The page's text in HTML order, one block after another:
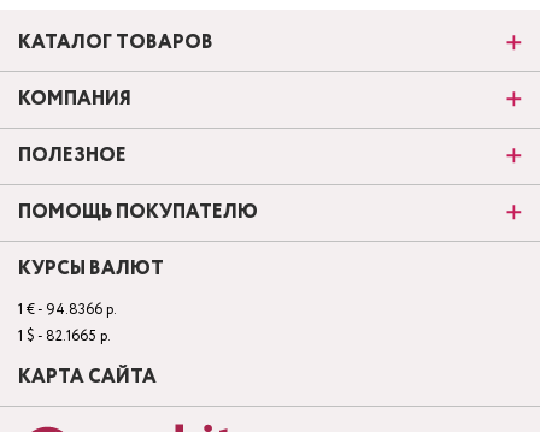
КАТАЛОГ ТОВАРОВ
КОМПАНИЯ
ПОЛЕЗНОЕ
ПОМОЩЬ ПОКУПАТЕЛЮ
КУРСЫ ВАЛЮТ
1 € - 94.8366 р.
1 $ - 82.1665 р.
КАРТА САЙТА